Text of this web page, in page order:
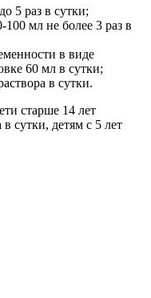
5 раз в сутки;
100 мл не более 3 раз в
в виде
60 мл в сутки;
в сутки.
старше 14 лет
сутки, детям с 5 лет